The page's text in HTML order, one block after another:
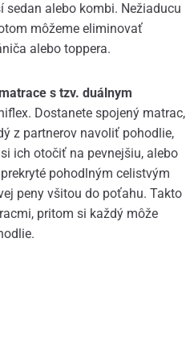
alebo kombi. Nežiaducu
môžeme eliminovať
alebo toppera.
s tzv. duálnym
Dostanete spojený matrac,
z partnerov navoliť pohodlie,
ich otočiť na pevnejšiu, alebo
pohodlným celistvým
peny všitou do poťahu. Takto
pritom si každý môže